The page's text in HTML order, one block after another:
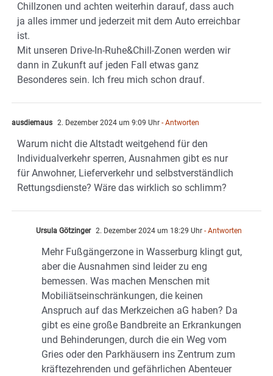
Chillzonen und achten weiterhin darauf, dass auch
ja alles immer und jederzeit mit dem Auto erreichbar
ist.
Mit unseren Drive-In-Ruhe&Chill-Zonen werden wir
dann in Zukunft auf jeden Fall etwas ganz
Besonderes sein. Ich freu mich schon drauf.
ausdiemaus 2. Dezember 2024 um 9:09 Uhr - Antworten
Warum nicht die Altstadt weitgehend für den
Individualverkehr sperren, Ausnahmen gibt es nur
für Anwohner, Lieferverkehr und selbstverständlich
Rettungsdienste? Wäre das wirklich so schlimm?
Ursula Götzinger 2. Dezember 2024 um 18:29 Uhr - Antworten
Mehr Fußgängerzone in Wasserburg klingt gut,
aber die Ausnahmen sind leider zu eng
bemessen. Was machen Menschen mit
Mobiliätseinschränkungen, die keinen
Anspruch auf das Merkzeichen aG haben? Da
gibt es eine große Bandbreite an Erkrankungen
und Behinderungen, durch die ein Weg vom
Gries oder den Parkhäusern ins Zentrum zum
kräftezehrenden und gefährlichen Abenteuer